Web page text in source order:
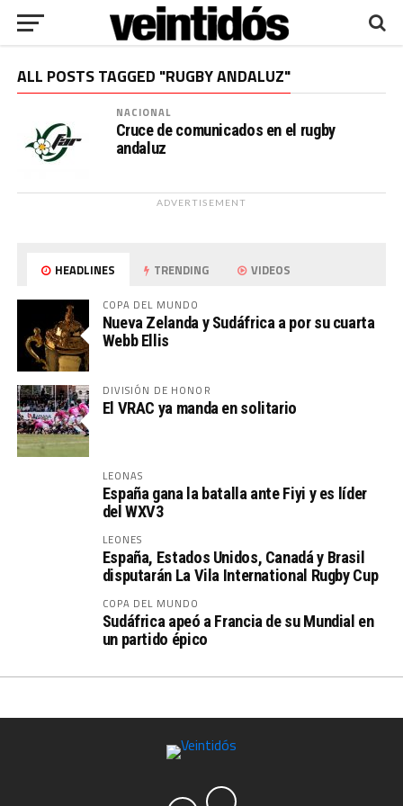
ALL POSTS TAGGED "RUGBY ANDALUZ"
NACIONAL
Cruce de comunicados en el rugby
andaluz
ADVERTISEMENT
HEADLINES TRENDING VIDEOS
COPA DEL MUNDO
Nueva Zelanda y Sudáfrica a por su cuarta
Webb Ellis
DIVISIÓN DE HONOR
El VRAC ya manda en solitario
LEONAS
España gana la batalla ante Fiyi y es líder
del WXV3
LEONES
España, Estados Unidos, Canadá y Brasil
disputarán La Vila International Rugby Cup
COPA DEL MUNDO
Sudáfrica apeó a Francia de su Mundial en
un partido épico